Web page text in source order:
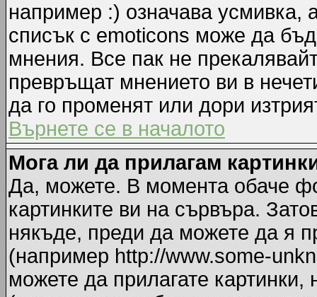
например :) означава усмивка,
списък с emoticons може да
мнения. Все пак не
превръщат мнението ви в
да го променят или дори
Върнете се в началото
Мога ли да прилагам
Да, можете. В момента обаче
картинките ви на сървъра.
някъде, преди да можете да я
(например http://www.some-
можете да прилагате